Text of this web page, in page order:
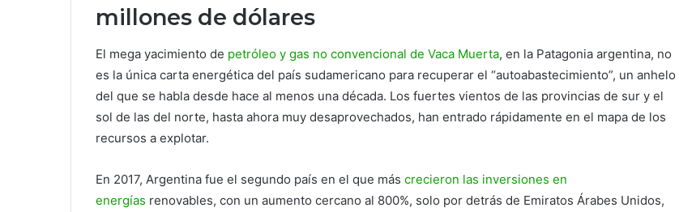
millones de dólares
El mega yacimiento de petróleo y gas no convencional de Vaca Muerta, en la Patagonia argentina, no
es la única carta energética del país sudamericano para recuperar el “autoabastecimiento”, un anhelo
del que se habla desde hace al menos una década. Los fuertes vientos de las provincias de sur y el
sol de las del norte, hasta ahora muy desaprovechados, han entrado rápidamente en el mapa de los
recursos a explotar.
En 2017, Argentina fue el segundo país en el que más crecieron las inversiones en
energías renovables, con un aumento cercano al 800%, solo por detrás de Emiratos Árabes Unidos,